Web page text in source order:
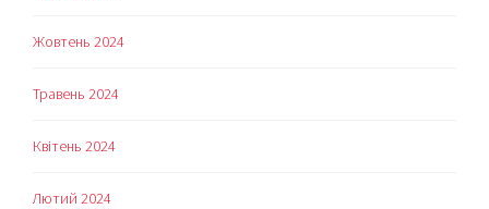
Жовтень 2024
Травень 2024
Квітень 2024
Лютий 2024